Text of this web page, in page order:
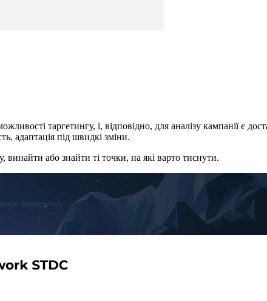
таргетингу, і, відповідно, для аналізу кампанії є
адаптація під швидкі зміни.
винайти або знайти ті точки, на які варто тиснути.
framework